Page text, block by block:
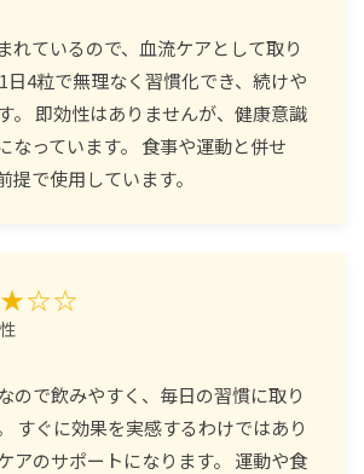
れているので、血流ケアとして取り
日4粒で無理なく習慣化でき、続けや
。 即効性はありませんが、健康意識
なっています。 食事や運動と併せ
提で使用しています。
ので飲みやすく、毎日の習慣に取り
すぐに効果を実感するわけではあり
アのサポートになります。 運動や食